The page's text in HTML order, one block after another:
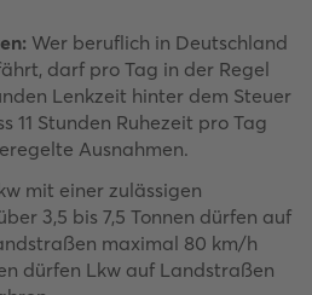
Wer beruflich in Deutschland
darf pro Tag in der Regel
Lenkzeit hinter dem Steuer
11 Stunden Ruhezeit pro Tag
Ausnahmen.
mit einer zulässigen
3,5 bis 7,5 Tonnen dürfen auf
maximal 80 km/h
dürfen Lkw auf Landstraßen